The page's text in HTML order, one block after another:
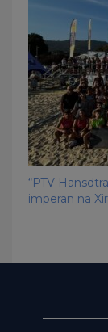
“PTV
imperan na